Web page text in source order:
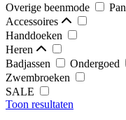
Overige beenmode
Accessoires
Handdoeken
Heren
Badjassen
Ondergoed
Zwembroeken
SALE
Toon resultaten